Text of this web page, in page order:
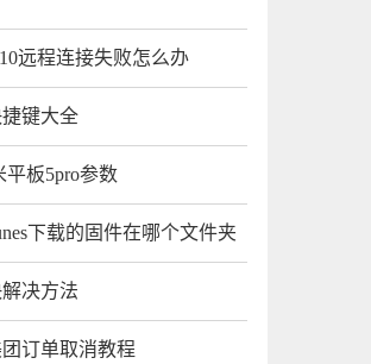
远程连接失败怎么办
键大全
板5pro参数
下载的固件在哪个文件夹
决方法
订单取消教程